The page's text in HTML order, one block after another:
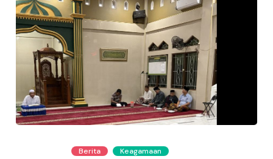
Berita Keagamaan